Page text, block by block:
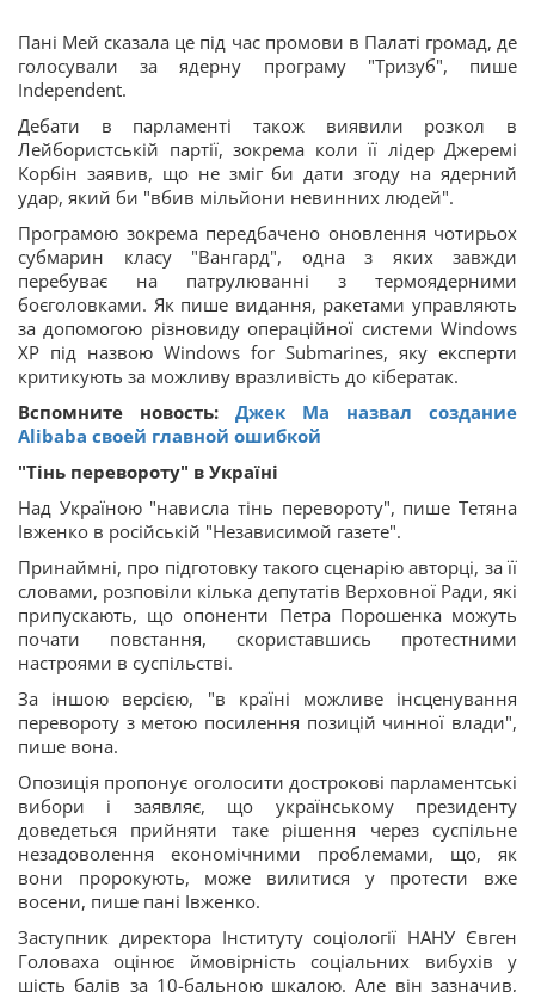
Пані Мей сказала це під час промови в Палаті громад, де
голосували за ядерну програму "Тризуб", пише
Independent.
Дебати в парламенті також виявили розкол в
Лейбористській партії, зокрема коли її лідер Джеремі
Корбін заявив, що не зміг би дати згоду на ядерний
удар, який би "вбив мільйони невинних людей".
Програмою зокрема передбачено оновлення чотирьох
субмарин класу "Вангард", одна з яких завжди
перебуває на патрулюванні з термоядерними
боєголовками. Як пише видання, ракетами управляють
за допомогою різновиду операційної системи Windows
XP під назвою Windows for Submarines, яку експерти
критикують за можливу вразливість до кібератак.
Вспомните новость: Джек Ма назвал создание
Alibaba своей главной ошибкой
"Тінь перевороту" в Україні
Над Україною "нависла тінь перевороту", пише Тетяна
Івженко в російській "Независимой газете".
Принаймні, про підготовку такого сценарію авторці, за її
словами, розповіли кілька депутатів Верховної Ради, які
припускають, що опоненти Петра Порошенка можуть
почати повстання, скориставшись протестними
настроями в суспільстві.
За іншою версією, "в країні можливе інсценування
перевороту з метою посилення позицій чинної влади",
пише вона.
Опозиція пропонує оголосити дострокові парламентські
вибори і заявляє, що українському президенту
доведеться прийняти таке рішення через суспільне
незадоволення економічними проблемами, що, як
вони пророкують, може вилитися у протести вже
восени, пише пані Івженко.
Заступник директора Інституту соціології НАНУ Євген
Головаха оцінює ймовірність соціальних вибухів у
шість балів за 10-бальною шкалою. Але він зазначив,